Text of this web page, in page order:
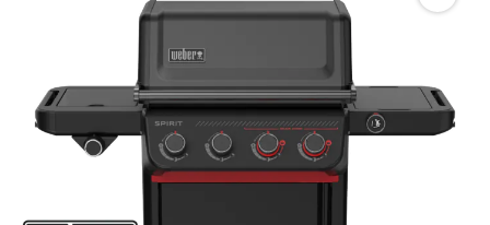
изображенията